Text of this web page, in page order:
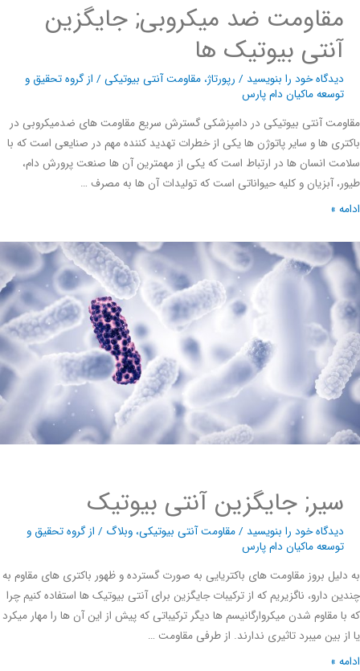
مقاومت ضد میکروبی; جایگزین
آنتی بیوتیک ها
دیدگاه‌ خود را بنویسید/رپورتاژ،مقاومت آنتی بیوتیکی/ از گروه تحقیق و
توسعه ماکیان دام پارس
آنتی بیوتیکی در دامپزشکی گسترش سریع مقاومت های ضدمیکروبی در
ها و سایر پاتوژن ها یکی از خطرات تهدید کننده مهم در صنایعی است که با
انسان ها در ارتباط است که یکی از مهمترین آن ها صنعت پرورش دام،
آبزیان و کلیه حیواناتی است که تولیدات آن ها به مصرف …
»
سیر; جایگزین آنتی بیوتیک
دیدگاه‌ خود را بنویسید/مقاومت آنتی بیوتیکی،وبلاگ/ از گروه تحقیق و
توسعه ماکیان دام پارس
بروز مقاومت های باکتریایی به صورت گسترده و ظهور باکتری های مقاوم به
دارو، ناگزیریم که از ترکیبات جایگزین برای آنتی بیوتیک ها استفاده کنیم چرا
مقاوم شدن میکروارگانیسم ها دیگر ترکیباتی که پیش از این آن ها را مهار میکرد
بین میبرد تاثیری ندارند. از طرفی مقاومت …
»